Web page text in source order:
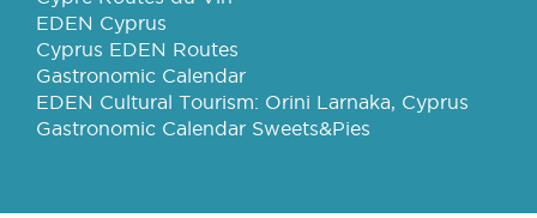
EDEN Cyprus
Cyprus EDEN Routes
Gastronomic Calendar
EDEN Cultural Tourism: Orini Larnaka, Cyprus
Gastronomic Calendar Sweets&Pies